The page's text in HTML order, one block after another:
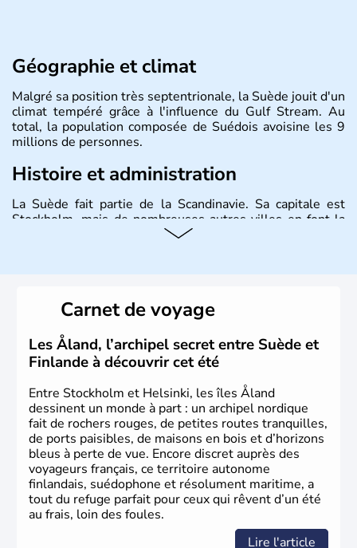
Géographie et climat
Malgré sa position très septentrionale, la Suède jouit d'un
climat tempéré grâce à l'influence du Gulf Stream. Au
total, la population composée de Suédois avoisine les 9
millions de personnes.
Histoire et administration
La Suède fait partie de la Scandinavie. Sa capitale est
Stockholm, mais de nombreuses autres villes en font la
renommée comme Malmö et Göteborg. Elle fait partie de
de cuivre et de bois.
Carnet de voyage
Les Åland, l’archipel secret entre Suède et
Finlande à découvrir cet été
Entre Stockholm et Helsinki, les îles Åland
dessinent un monde à part : un archipel nordique
fait de rochers rouges, de petites routes tranquilles,
de ports paisibles, de maisons en bois et d’horizons
bleus à perte de vue. Encore discret auprès des
voyageurs français, ce territoire autonome
finlandais, suédophone et résolument maritime, a
tout du refuge parfait pour ceux qui rêvent d’un été
au frais, loin des foules.
Lire l'article